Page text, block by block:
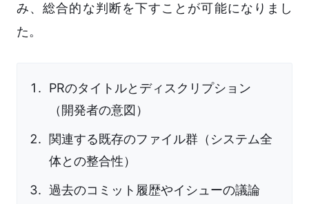
み、総合的な判断を下すことが可能になりまし
た。
PRのタイトルとディスクリプション
（開発者の意図）
関連する既存のファイル群（システム全
体との整合性）
過去のコミット履歴やイシューの議論